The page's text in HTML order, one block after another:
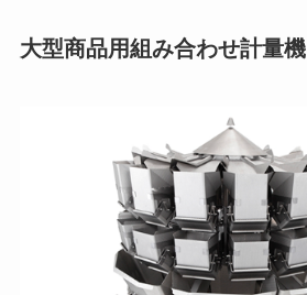
大型商品用組み合わせ計量機